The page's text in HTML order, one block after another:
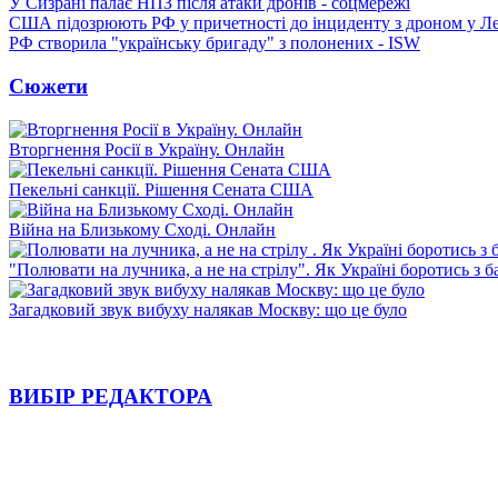
США підозрюють РФ у причетності до інциденту з дроном у
РФ створила "українську бригаду" з полонених - ISW
Сюжети
Вторгнення Росії в Україну. Онлайн
Пекельні санкції. Рішення Сената США
Війна на Близькому Сході. Онлайн
"Полювати на лучника, а не на стрілу". Як Україні боротись з
Загадковий звук вибуху налякав Москву: що це було
ВИБІР РЕДАКТОРА